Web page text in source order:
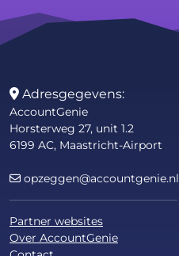
Adresgegevens:
AccountGenie
Horsterweg 27, unit 1.2
6199 AC, Maastricht-Airport
opzeggen@accountgenie.nl
Partner websites
Over AccountGenie